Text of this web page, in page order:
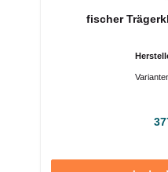
fischer